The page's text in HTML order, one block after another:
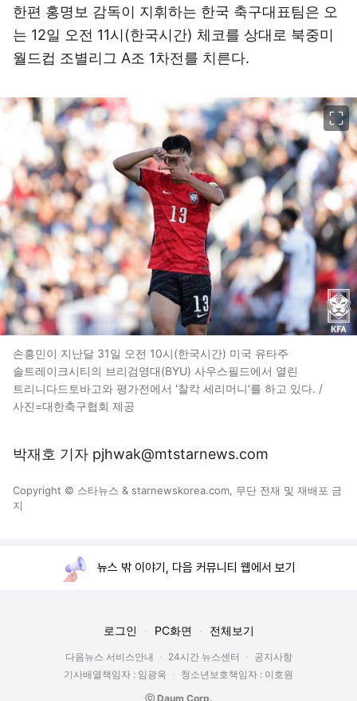
한편 홍명보 감독이 지휘하는 한국 축구대표팀은 오
는 12일 오전 11시(한국시간) 체코를 상대로 북중미
월드컵 조별리그 A조 1차전를 치른다.
손흥민이 지난달 31일 오전 10시(한국시간) 미국 유타주
솔트레이크시티의 브리검영대(BYU) 사우스필드에서 열린
트리니다드토바고와 평가전에서 '찰칵 세리머니'를 하고 있다. /
사진=대한축구협회 제공
박재호 기자 pjhwak@mtstarnews.com
Copyright © 스타뉴스 & starnewskorea.com, 무단 전재 및 재배포 금
지
뉴스 밖 이야기, 다음 커뮤니티 웹에서 보기
로그인 PC화면 전체보기
다음뉴스 서비스안내 24시간 뉴스센터
공지사항
기사배열책임자 : 임광욱
청소년보호책임자 : 이호원
ⓒ Daum Corp.